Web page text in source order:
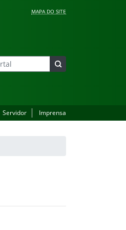
MAPA DO SITE
Servidor Imprensa